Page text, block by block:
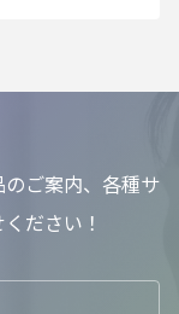
ご案内、各種サ
ださい！